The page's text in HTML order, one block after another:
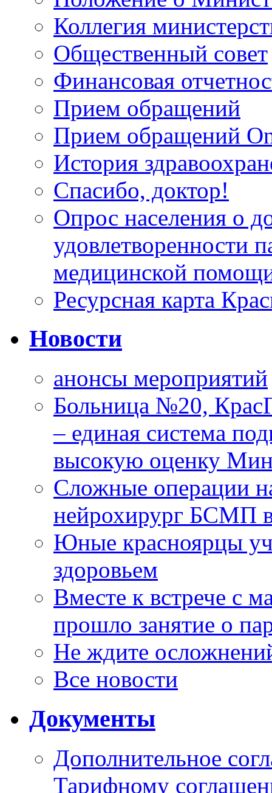
Коллегия
Общественный совет
Финансовая
Прием обращений
Прием обращений
История
Спасибо, доктор!
Опрос населения о
удовлетворенности
медицинской
Ресурсная карта
Новости
анонсы мероприятий
Больница №20,
– единая система
высокую оценку
Сложные операции
нейрохирург БСМП
Юные красноярцы
здоровьем
Вместе к встрече с
прошло занятие о
Не ждите
Все новости
Документы
Дополнительное
Тарифному